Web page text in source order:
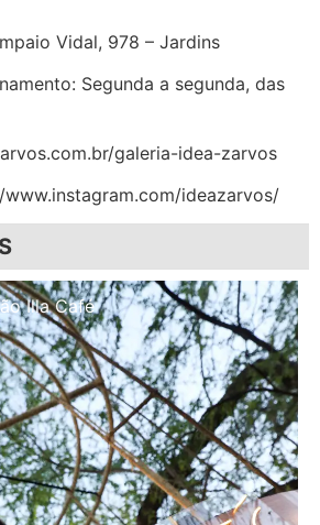
Vidal, 978 – Jardins
Segunda a segunda, das
galeria-idea-zarvos
ideazarvos/
Café